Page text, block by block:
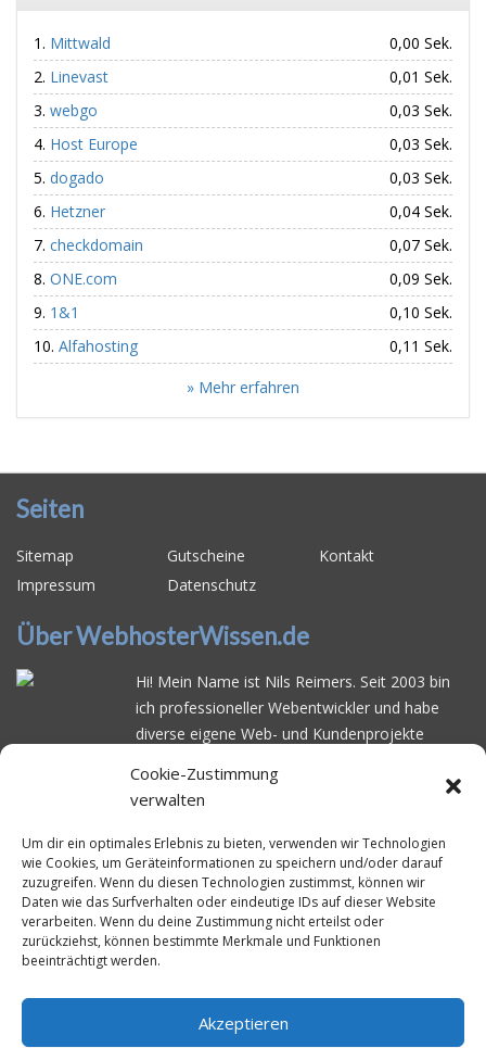
Cookie-Zustimmung
verwalten
Um dir ein optimales Erlebnis zu bieten, verwenden wir Technologien
wie Cookies, um Geräteinformationen zu speichern und/oder darauf
zuzugreifen. Wenn du diesen Technologien zustimmst, können wir
Daten wie das Surfverhalten oder eindeutige IDs auf dieser Website
verarbeiten. Wenn du deine Zustimmung nicht erteilst oder
zurückziehst, können bestimmte Merkmale und Funktionen
beeinträchtigt werden.
Akzeptieren
Mittwald
0,00 Sek.
Linevast
0,01 Sek.
webgo
0,03 Sek.
Host Europe
0,03 Sek.
dogado
0,03 Sek.
Hetzner
0,04 Sek.
checkdomain
0,07 Sek.
ONE.com
0,09 Sek.
1&1
0,10 Sek.
Alfahosting
0,11 Sek.
» Mehr erfahren
Seiten
Sitemap Gutscheine
Kontakt
Impressum
Datenschutz
Über WebhosterWissen.de
Hi! Mein Name ist Nils Reimers. Seit 2003 bin
ich professioneller Webentwickler und habe
diverse eigene Web- und Kundenprojekte
schwierig ist gutes Webhosting zu finden: Bei
vielen Anbietern ärgert man sich über
Serverausfälleoder überlangsame
Ladezeiten. Deswegen habe ich im Mai 2016
angefangen, die bekanntesten Webhoster
systematisch zu testen und deren
Erreichbarkeit und Ladezeit für eine typische
Website basierend auf dem beliebten CMS-
System WordPress zu protokollieren. Auf
WebhosterWissen.de werte ich diese